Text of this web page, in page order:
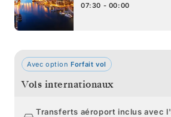
07:30 - 00:00
Avec option Forfait vol
Vols internationaux
Transferts aéroport inclus avec